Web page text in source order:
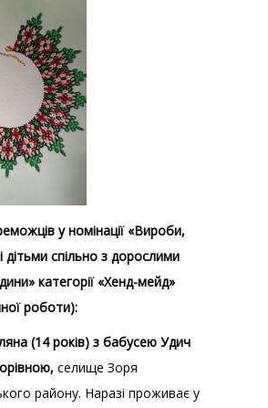
у номінації «Вироби,
дітьми спільно з дорослими
категорії «Хенд-мейд»
роботи):
(14 років) з бабусею Удич
селище Зоря
району. Наразі проживає у